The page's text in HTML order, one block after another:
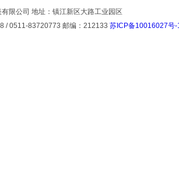
限公司 地址：镇江新区大路工业园区
/ 0511-83720773 邮编：212133 苏ICP备10016027号-